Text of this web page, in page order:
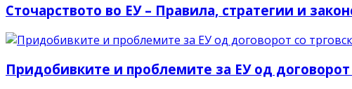
Сточарството во ЕУ – Правила, стратегии и
Придобивките и проблемите за ЕУ од